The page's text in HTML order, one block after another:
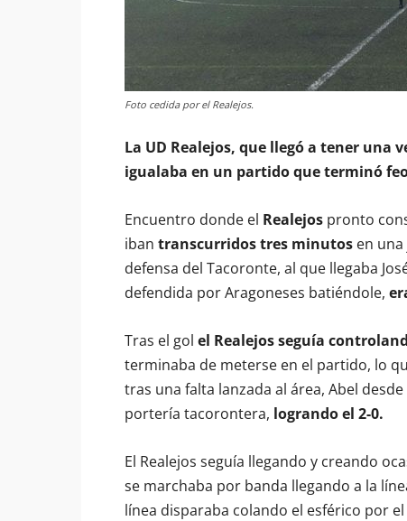
Foto cedida por el Realejos.
La UD Realejos, que llegó a tener una
igualaba en un partido que terminó
Encuentro donde el Realejos pronto
iban transcurridos tres minutos en
defensa del Tacoronte, al que llegaba
defendida por Aragoneses batiéndole,
Tras el gol el Realejos seguía
terminaba de meterse en el partido, lo
tras una falta lanzada al área, Abel
portería tacorontera, logrando el 2-0.
El Realejos seguía llegando y creando
se marchaba por banda llegando a la
línea disparaba colando el esférico por